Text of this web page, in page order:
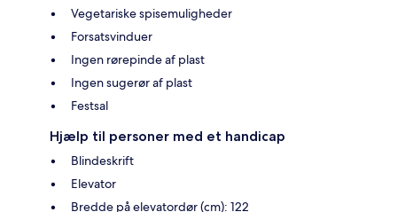
Vegetariske spisemuligheder
Forsatsvinduer
Ingen rørepinde af plast
Ingen sugerør af plast
Festsal
Hjælp til personer med et handicap
Blindeskrift
Elevator
Bredde på elevatordør (cm): 122